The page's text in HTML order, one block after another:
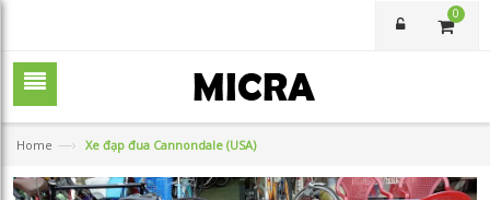
0
Home —› Xe đạp đua Cannondale (USA)